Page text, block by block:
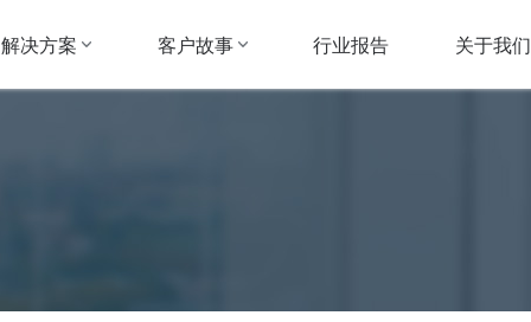
解决方案 客户故事 行业报告 关于我们